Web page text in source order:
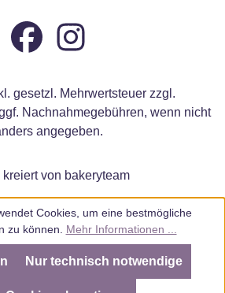
gesetzl. Mehrwertsteuer zzgl.
Nachnahmegebühren, wenn nicht
angegeben.
kreiert von bakeryteam
Cookies, um eine bestmögliche
zu können. Mehr Informationen ...
Nur technisch notwendige